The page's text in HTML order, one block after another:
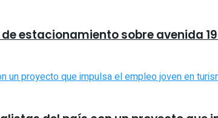
estacionamiento sobre avenida